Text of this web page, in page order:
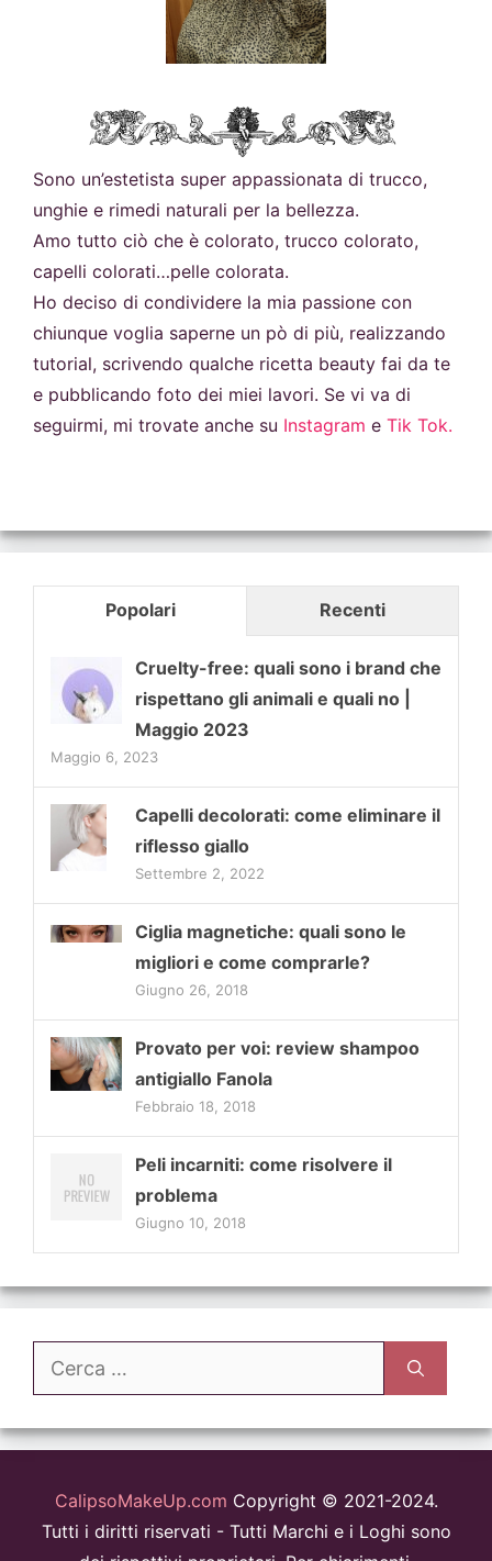
Sono un’estetista super appassionata di trucco,
unghie e rimedi naturali per la bellezza.
Amo tutto ciò che è colorato, trucco colorato,
capelli colorati…pelle colorata.
Ho deciso di condividere la mia passione con
chiunque voglia saperne un pò di più, realizzando
tutorial, scrivendo qualche ricetta beauty fai da te
e pubblicando foto dei miei lavori. Se vi va di
seguirmi, mi trovate anche su Instagram e Tik Tok.
Popolari Recenti
Cruelty-free: quali sono i brand che
rispettano gli animali e quali no |
Maggio 2023
Maggio 6, 2023
Capelli decolorati: come eliminare il
riflesso giallo
Settembre 2, 2022
Ciglia magnetiche: quali sono le
migliori e come comprarle?
Giugno 26, 2018
Provato per voi: review shampoo
antigiallo Fanola
Febbraio 18, 2018
Peli incarniti: come risolvere il
problema
Giugno 10, 2018
Ricerca
CalipsoMakeUp.com Copyright © 2021-2024.
Tutti i diritti riservati - Tutti Marchi e i Loghi sono